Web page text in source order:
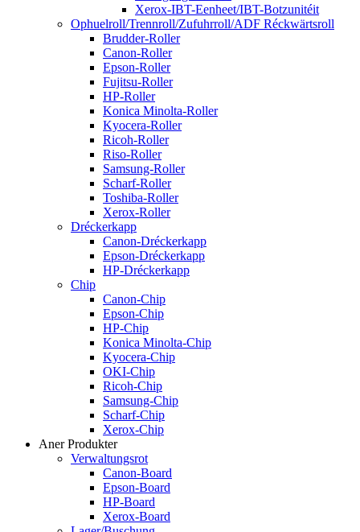
Xerox-IBT-Eenheet/IBT-Botzunitéit
Ophuelroll/Trennroll/Zufuhrroll/ADF Réckwärtsroll
Brudder-Roller
Canon-Roller
Epson-Roller
Fujitsu-Roller
HP-Roller
Konica Minolta-Roller
Kyocera-Roller
Ricoh-Roller
Riso-Roller
Samsung-Roller
Scharf-Roller
Toshiba-Roller
Xerox-Roller
Dréckerkapp
Canon-Dréckerkapp
Epson-Dréckerkapp
HP-Dréckerkapp
Chip
Canon-Chip
Epson-Chip
HP-Chip
Konica Minolta-Chip
Kyocera-Chip
OKI-Chip
Ricoh-Chip
Samsung-Chip
Scharf-Chip
Xerox-Chip
Aner Produkter
Verwaltungsrot
Canon-Board
Epson-Board
HP-Board
Xerox-Board